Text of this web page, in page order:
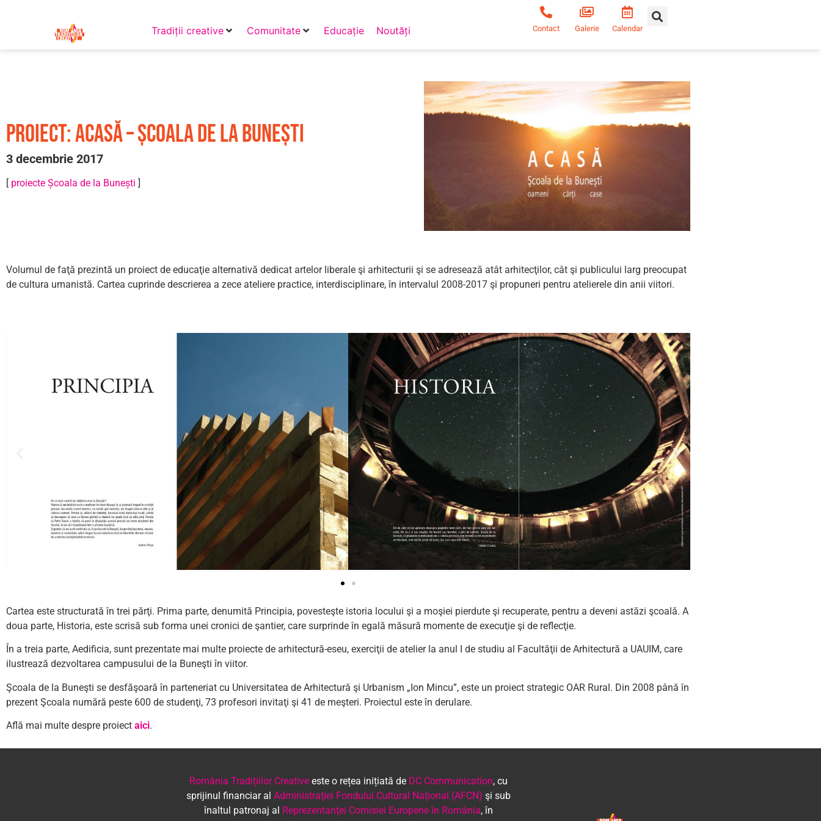
Tradiții creative Comunitate Educație Noutăți Contact Galerie Calendar
PROIECT: Acasă – Școala de la Bunești
3 decembrie 2017
[ proiecte Școala de la Bunești ]
Volumul de faţă prezintă un proiect de educaţie alternativă dedicat artelor liberale şi arhitecturii şi se adresează atât arhitecţilor, cât şi publicului larg preocupat
de cultura umanistă. Cartea cuprinde descrierea a zece ateliere practice, interdisciplinare, în intervalul 2008-2017 şi propuneri pentru atelierele din anii viitori.
Cartea este structurată în trei părţi. Prima parte, denumită Principia, povesteşte istoria locului şi a moşiei pierdute şi recuperate, pentru a deveni astăzi şcoală. A
doua parte, Historia, este scrisă sub forma unei cronici de şantier, care surprinde în egală măsură momente de execuţie şi de reflecţie.
În a treia parte, Aedificia, sunt prezentate mai multe proiecte de arhitectură-eseu, exerciţii de atelier la anul I de studiu al Facultăţii de Arhitectură a UAUIM, care
ilustrează dezvoltarea campusului de la Buneşti în viitor.
Şcoala de la Buneşti se desfăşoară în parteneriat cu Universitatea de Arhitectură şi Urbanism „Ion Mincu”, este un proiect strategic OAR Rural. Din 2008 până în
prezent Şcoala numără peste 600 de studenţi, 73 profesori invitaţi şi 41 de meşteri. Proiectul este în derulare.
Află mai multe despre proiect aici.
România Tradițiilor Creativeeste o rețea inițiată de DC Communication, cu
sprijinul financiar al Administraţiei Fondului Cultural Naţional (AFCN) şi sub
înaltul patronaj al Reprezentanţei Comisiei Europene în România, în